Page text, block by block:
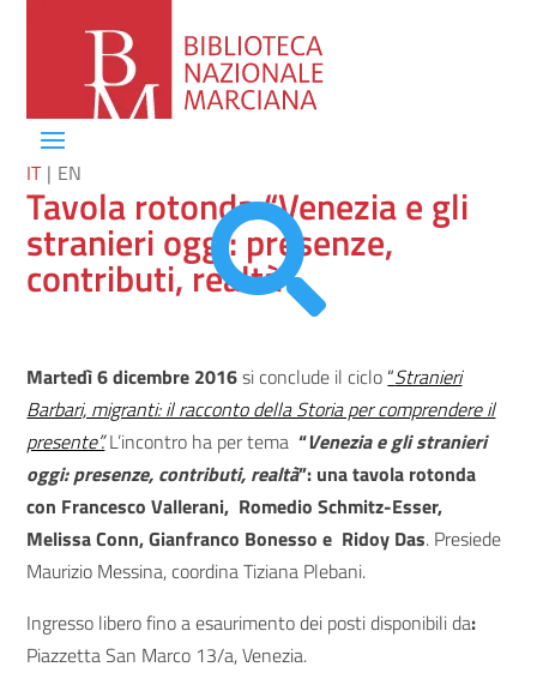
IT EN

Tavola rotonda “Venezia e gli
stranieri oggi: presenze,
contributi, realtà”
Martedì 6 dicembre 2016si conclude il ciclo “Stranieri
Barbari, migranti: il racconto della Storia per comprendere il
presente”.L’incontro ha per tema“Venezia e gli stranieri
oggi: presenze, contributi, realtà”: una tavola rotonda
con Francesco Vallerani, Romedio Schmitz-Esser,
Melissa Conn, Gianfranco Bonesso e Ridoy Das. Presiede
Maurizio Messina, coordina Tiziana Plebani.
Ingresso libero fino a esaurimento dei posti disponibili da:
Piazzetta San Marco 13/a, Venezia.